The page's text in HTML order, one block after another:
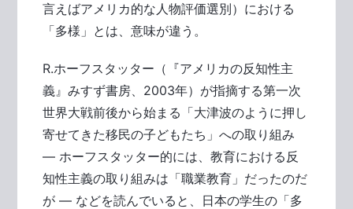
言えばアメリカ的な人物評価選別）における
「多様」とは、意味が違う。
R.ホーフスタッター（『アメリカの反知性主
義』みすず書房、2003年）が指摘する第一次
世界大戦前後から始まる「大津波のように押し
寄せてきた移民の子どもたち」への取り組み
― ホーフスタッター的には、教育における反
知性主義の取り組みは「職業教育」だったのだ
が ― などを読んでいると、日本の学生の「多